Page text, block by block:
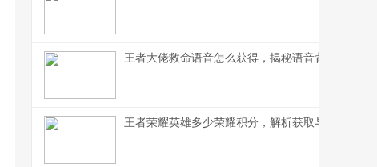
王者大佬救命语音怎么获得，揭秘语音背后的荣耀
王者荣耀英雄多少荣耀积分，解析获取与使用之道